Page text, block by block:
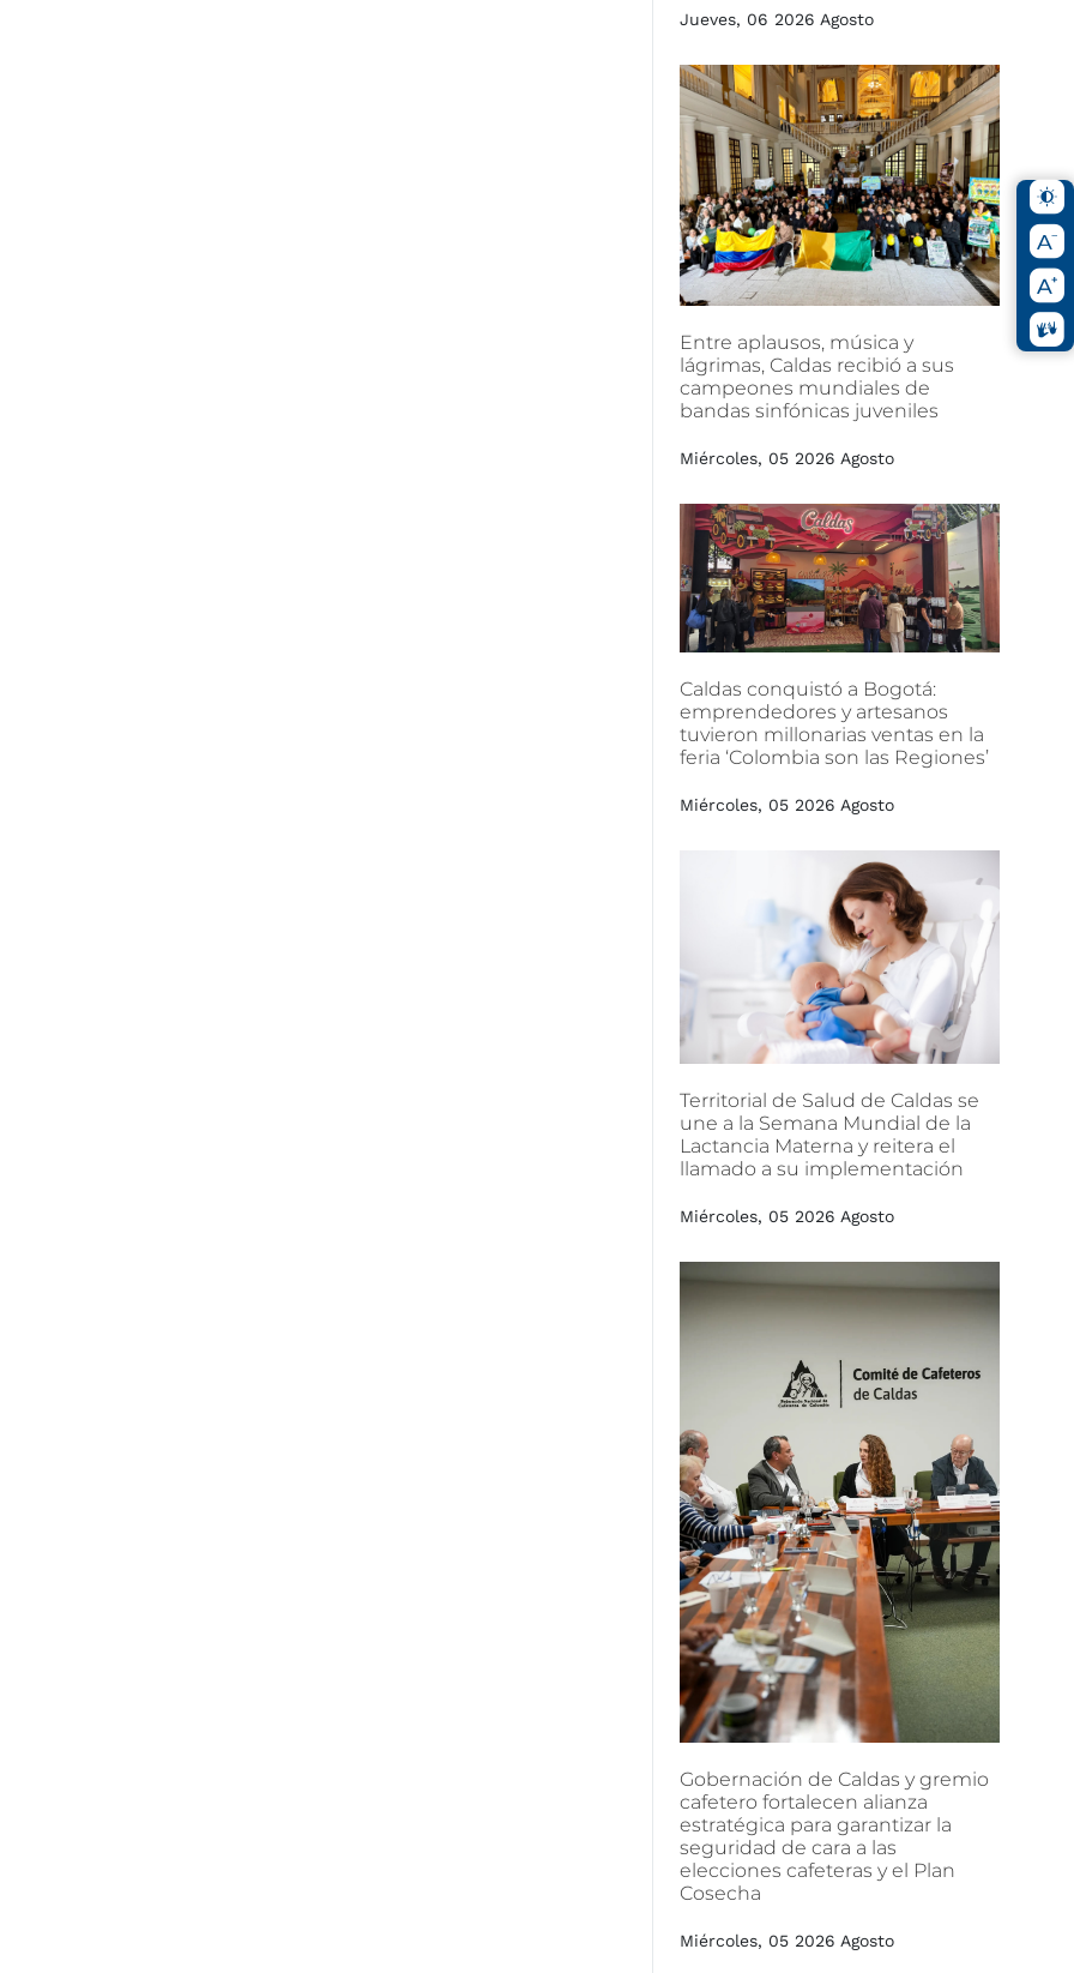
Jueves, 06 2026 Agosto
Entre aplausos, música y
lágrimas, Caldas recibió a sus
campeones mundiales de
bandas sinfónicas juveniles
Miércoles, 05 2026 Agosto
Caldas conquistó a Bogotá:
emprendedores y artesanos
tuvieron millonarias ventas en la
feria ‘Colombia son las Regiones’
Miércoles, 05 2026 Agosto
Territorial de Salud de Caldas se
une a la Semana Mundial de la
Lactancia Materna y reitera el
llamado a su implementación
Miércoles, 05 2026 Agosto
Gobernación de Caldas y gremio
cafetero fortalecen alianza
estratégica para garantizar la
seguridad de cara a las
elecciones cafeteras y el Plan
Cosecha
Miércoles, 05 2026 Agosto